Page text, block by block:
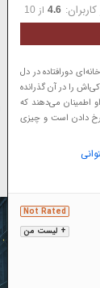
کاربران: 4.6 از 10
دورافتاده در دل
را در آن گذرانده
اطمینان می‌دهند که
رخ دادن است و چیزی
+ لیست من
Not Rated